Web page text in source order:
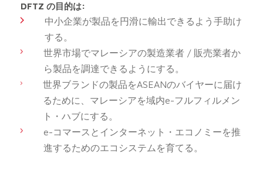
DFTZ の目的は:
中小企業が製品を円滑に輸出できるよう手助け
する。
世界市場でマレーシアの製造業者 / 販売業者か
ら製品を調達できるようにする。
世界ブランドの製品をASEANのバイヤーに届け
るために、マレーシアを域内e-フルフィルメン
ト・ハブにする。
e-コマースとインターネット・エコノミーを推
進するためのエコシステムを育てる。